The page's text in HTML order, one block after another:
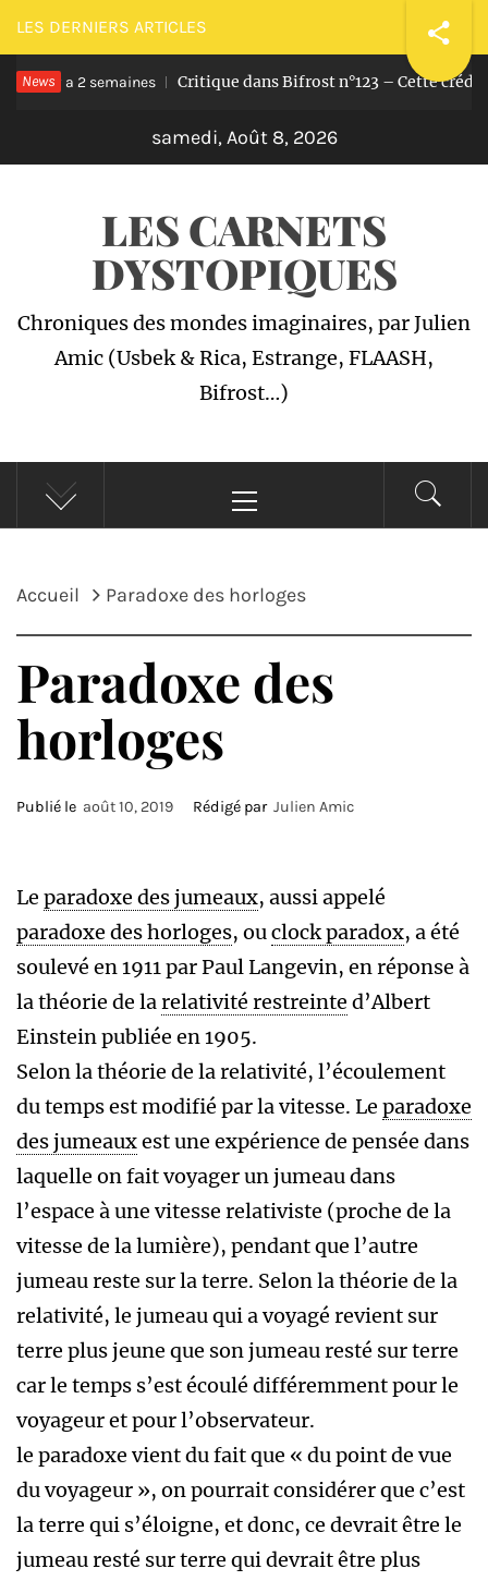
Passer
au
contenu
LES DERNIERS ARTICLES
News
Il y a 2 semaines Critique dans Bifrost n°123 – Cette
samedi, Août 8, 2026
LES CARNETS
DYSTOPIQUES
Chroniques des mondes imaginaires, par Julien
Amic (Usbek & Rica, Estrange, FLAASH,
Bifrost…)
principal
Accueil Paradoxe des horloges
Paradoxe des
horloges
Publié le août 10, 2019 Rédigé par Julien Amic
Le paradoxe des jumeaux, aussi appelé
paradoxe des horloges, ouclock paradox, a été
soulevé en 1911 par Paul Langevin, en réponse à
la théorie de larelativité restreinte d’Albert
Einstein publiée en 1905.
Selon la théorie de la relativité, l’écoulement
du temps est modifié par la vitesse. Le paradoxe
des jumeauxest une expérience de pensée dans
laquelle on fait voyager un jumeau dans
l’espace à une vitesse relativiste (proche de la
vitesse de la lumière), pendant que l’autre
jumeau reste sur la terre. Selon la théorie de la
relativité, le jumeau qui a voyagé revient sur
terre plus jeune que son jumeau resté sur terre
car le temps s’est écoulé différemment pour le
voyageur et pour l’observateur.
le paradoxe vient du fait que « du point de vue
du voyageur », on pourrait considérer que c’est
la terre qui s’éloigne, et donc, ce devrait être le
jumeau resté sur terre qui devrait être plus